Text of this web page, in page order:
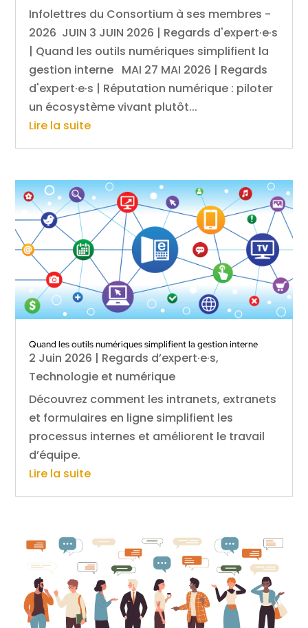
Infolettres du Consortium à ses membres -
2026 JUIN 3 JUIN 2026 | Regards d'expert·e·s
| Quand les outils numériques simplifient la
gestion interne MAI 27 MAI 2026 | Regards
d'expert·e·s | Réputation numérique : piloter
un écosystème vivant plutôt...
Lire la suite
Quand les outils numériques simplifient la gestion interne
2 Juin 2026 | Regards d’expert·e·s,
Technologie et numérique
Découvrez comment les intranets, extranets
et formulaires en ligne simplifient les
processus internes et améliorent le travail
d’équipe.
Lire la suite